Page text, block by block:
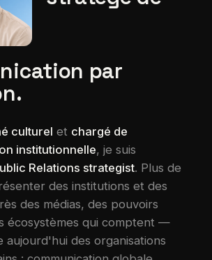
par
culturel et chargé de
institutionnelle, je suis
Relations strategist. Plus de
des institutions et des
des médias, des pouvoirs
écosystèmes qui comptent —
aujourd'hui des organisations